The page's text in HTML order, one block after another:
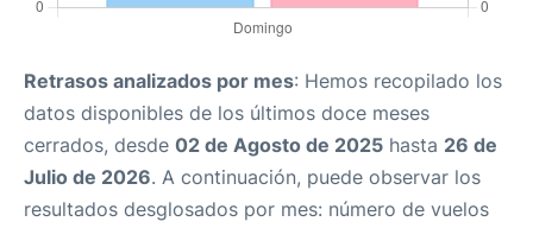
Retrasos analizados por mes: Hemos recopilado los
datos disponibles de los últimos doce meses
cerrados, desde 02 de Agosto de 2025 hasta 26 de
Julio de 2026. A continuación, puede observar los
resultados desglosados por mes: número de vuelos